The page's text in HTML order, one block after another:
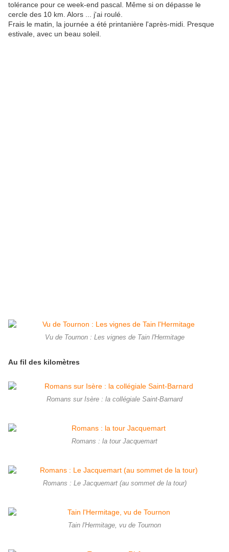
tolérance pour ce week-end pascal. Même si on dépasse le
cercle des 10 km. Alors ... j'ai roulé.
Frais le matin, la journée a été printanière l'après-midi. Presque
estivale, avec un beau soleil.
Vu de Tournon : Les vignes de Tain l'Hermitage
Au fil des kilomètres
Romans sur Isère : la collégiale Saint-Barnard
Romans : la tour Jacquemart
Romans : Le Jacquemart (au sommet de la tour)
Tain l'Hermitage, vu de Tournon